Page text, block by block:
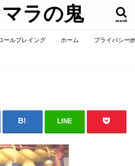
ラの鬼 search
ールプレイング ホーム プライバシー
LINE